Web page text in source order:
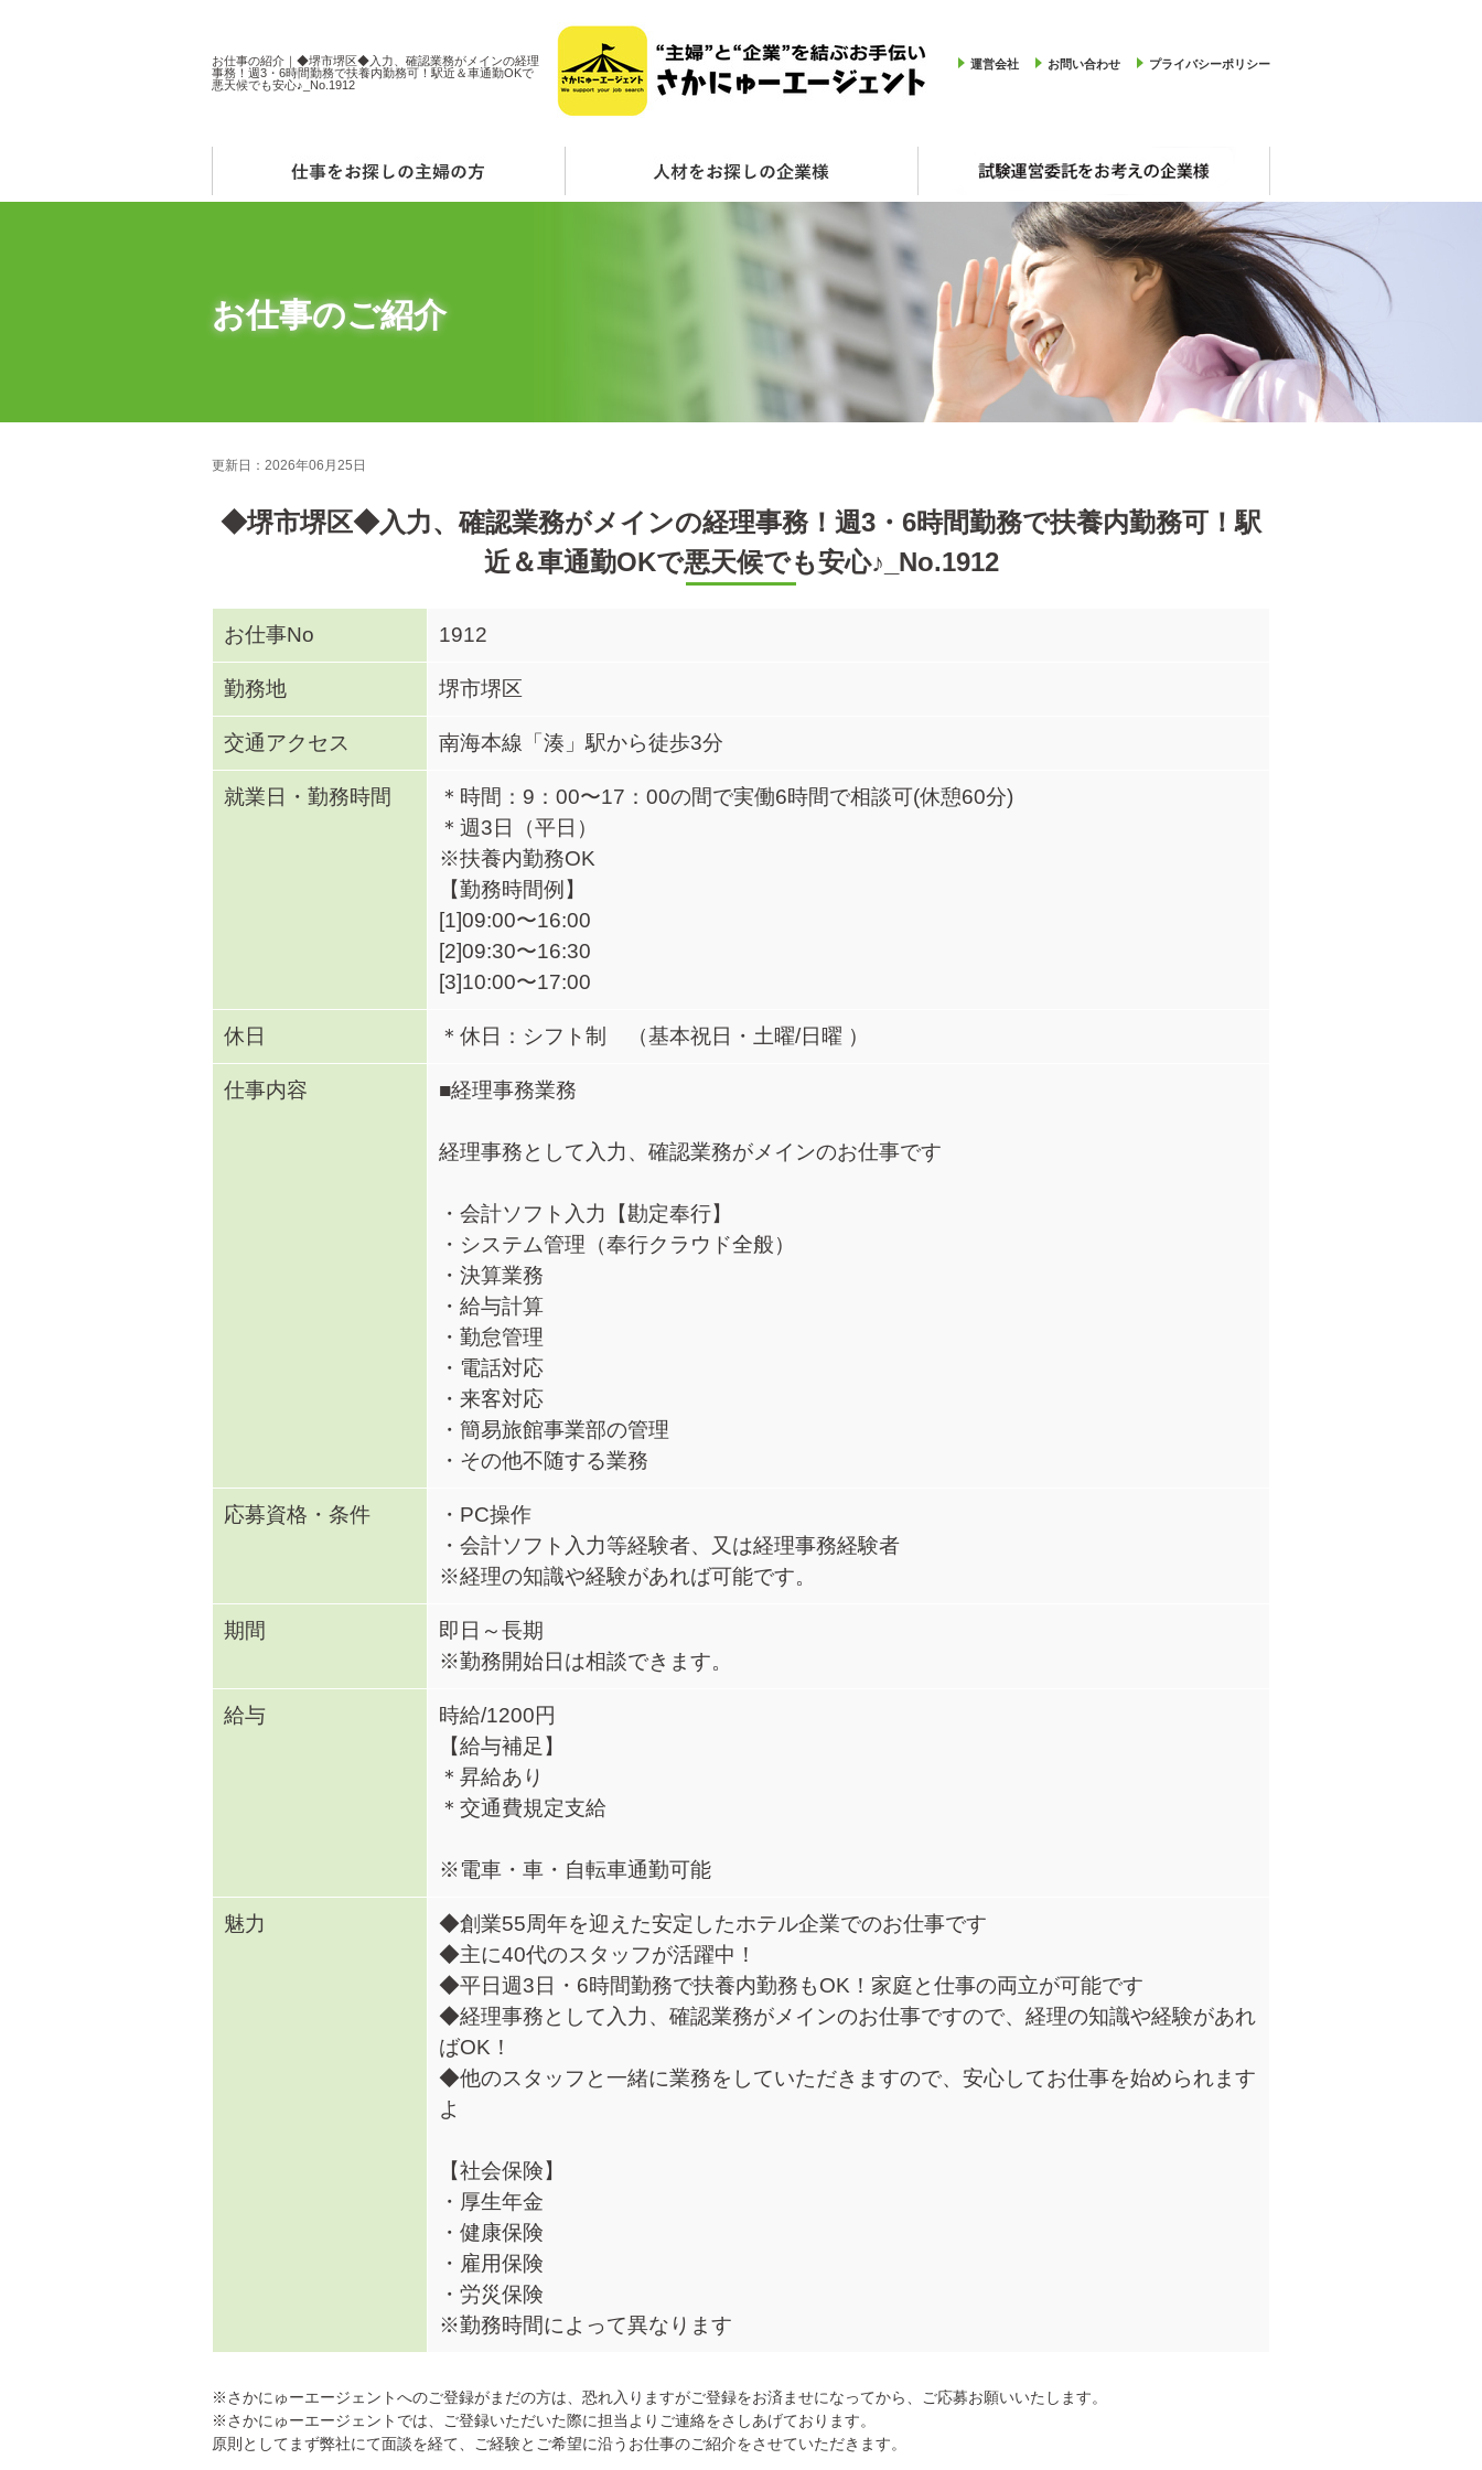
お仕事の紹介｜◆堺市堺区◆入力、確認業務がメインの経理
事務！週3・6時間勤務で扶養内勤務可！駅近＆車通勤OKで
悪天候でも安心♪_No.1912
運営会社 お問い合わせ プライバシーポリシー
お仕事のご紹介
更新日：2026年06月25日
◆堺市堺区◆入力、確認業務がメインの経理事務！週3・6時間勤務で扶養内勤務可！駅
近＆車通勤OKで悪天候でも安心♪_No.1912
お仕事No 1912
勤務地 堺市堺区
交通アクセス 南海本線「湊」駅から徒歩3分
就業日・勤務時間
＊時間：9：00〜17：00の間で実働6時間で相談可(休憩60分)
＊週3日（平日）
※扶養内勤務OK
【勤務時間例】
[1]09:00〜16:00
[2]09:30〜16:30
[3]10:00〜17:00
休日 ＊休日：シフト制 （基本祝日・土曜/日曜 ）
仕事内容 ■経理事務業務
経理事務として入力、確認業務がメインのお仕事です
・会計ソフト入力【勘定奉行】
・システム管理（奉行クラウド全般）
・決算業務
・給与計算
・勤怠管理
・電話対応
・来客対応
・簡易旅館事業部の管理
・その他不随する業務
応募資格・条件
・PC操作
・会計ソフト入力等経験者、又は経理事務経験者
※経理の知識や経験があれば可能です。
期間
即日～長期
※勤務開始日は相談できます。
給与
時給/1200円
【給与補足】
＊昇給あり
＊交通費規定支給
※電車・車・自転車通勤可能
魅力
◆創業55周年を迎えた安定したホテル企業でのお仕事です
◆主に40代のスタッフが活躍中！
◆平日週3日・6時間勤務で扶養内勤務もOK！家庭と仕事の両立が可能です
◆経理事務として入力、確認業務がメインのお仕事ですので、経理の知識や経験があれ
ばOK！
◆他のスタッフと一緒に業務をしていただきますので、安心してお仕事を始められます
よ
【社会保険】
・厚生年金
・健康保険
・雇用保険
・労災保険
※勤務時間によって異なります
※さかにゅーエージェントへのご登録がまだの方は、恐れ入りますがご登録をお済ませになってから、ご応募お願いいたします。
※さかにゅーエージェントでは、ご登録いただいた際に担当よりご連絡をさしあげております。
原則としてまず弊社にて面談を経て、ご経験とご希望に沿うお仕事のご紹介をさせていただきます。